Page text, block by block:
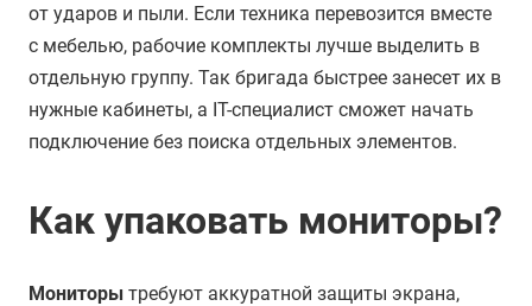
от ударов и пыли. Если техника перевозится вместе
с мебелью, рабочие комплекты лучше выделить в
отдельную группу. Так бригада быстрее занесет их в
нужные кабинеты, а IT-специалист сможет начать
подключение без поиска отдельных элементов.
Как упаковать мониторы?
Мониторы требуют аккуратной защиты экрана,